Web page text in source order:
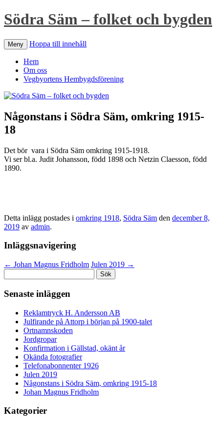
Södra Säm – folket och bygden
Meny Hoppa till innehåll
Hem
Om oss
Vegbyortens Hembygdsförening
Någonstans i Södra Säm, omkring 1915-
18
Det bör vara i Södra Säm omkring 1915-1918.
Vi ser bl.a. Judit Johansson, född 1898 och Netzin Claesson, född
1890.
Detta inlägg postades i omkring 1918, Södra Säm den december 8,
2019 av admin.
Inläggsnavigering
← Johan Magnus Fridholm Julen 2019 →
efter:
Senaste inläggen
Reklamtryck H. Andersson AB
Julfirande på Attorp i början på 1900-talet
Ortnamnskoden
Jordgropar
Konfirmation i Gällstad, okänt år
Okända fotografier
Telefonabonnenter 1926
Julen 2019
Någonstans i Södra Säm, omkring 1915-18
Johan Magnus Fridholm
Kategorier